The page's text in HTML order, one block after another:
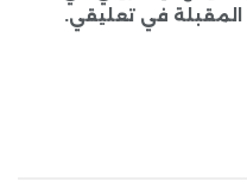
المقبلة في تعليقي.